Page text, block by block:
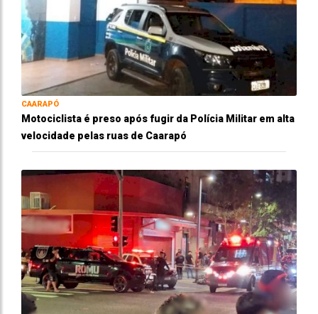
CAARAPÓ
Motociclista é preso após fugir da Polícia Militar em alta
velocidade pelas ruas de Caarapó